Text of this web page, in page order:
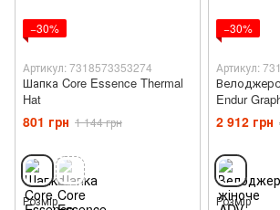
−30%
Артикул: 7318573353274
Шапка Core Essence Thermal
Hat
801 грн 1 144 грн
Розмір
−30%
Артикул:
Endur
2 912 грн
Розмір